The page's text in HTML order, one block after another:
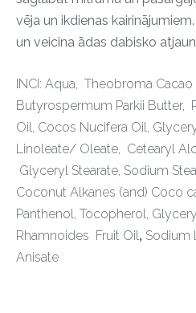
vēja un ikdienas
un veicina ādas dabisko
INCI: Aqua, Theobroma Cacao
Butyrospermum Parkii Butter,
Oil, Cocos Nucifera Oil,
Linoleate/ Oleate, Cetearyl
Glyceryl Stearate, Sodium
Coconut Alkanes (and) Coco
Panthenol, Tocopherol,
Rhamnoides Fruit Oil, Sodium
Anisate